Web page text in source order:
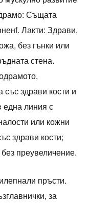
Същата
Лакти: Здрави,
без гънки или
стена.
здрави кости и
една линия с
или кожни
здрави кости;
преувеличение.
пръсти.
за